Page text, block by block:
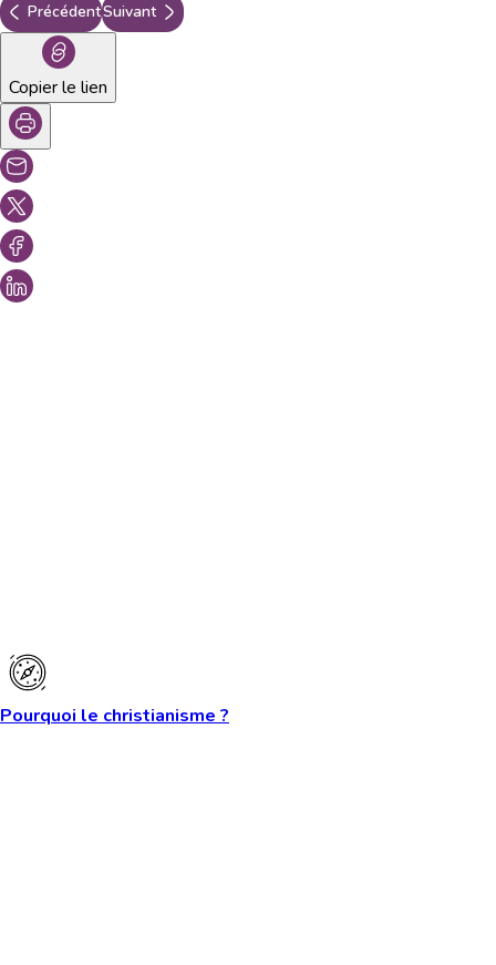
PrécédentSuivant
Copier le lien
Pourquoi le christianisme ?